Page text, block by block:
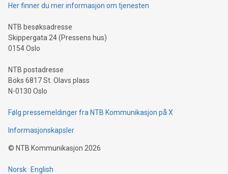
Her finner du mer informasjon om tjenesten
NTB besøksadresse
Skippergata 24 (Pressens hus)
0154 Oslo
NTB postadresse
Boks 6817 St. Olavs plass
N-0130 Oslo
Følg pressemeldinger fra NTB Kommunikasjon på X
Informasjonskapsler
© NTB Kommunikasjon 2026
Norsk English